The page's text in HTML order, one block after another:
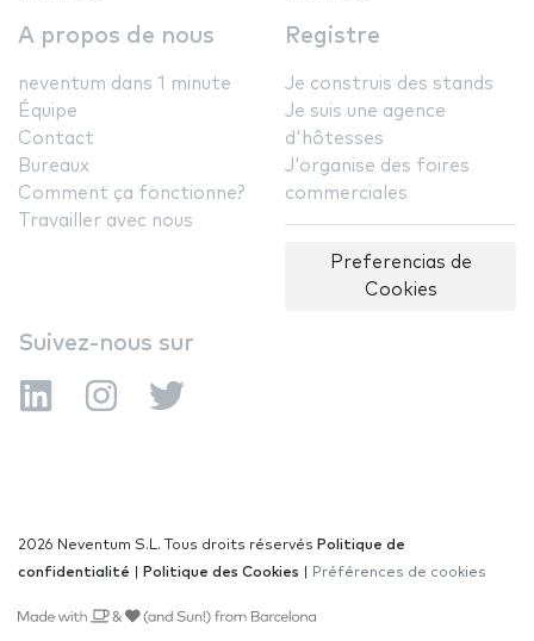
A propos de nous
neventum dans 1 minute
Équipe
Contact
Bureaux
Comment ça fonctionne?
Travailler avec nous
Registre
Je construis des stands
Je suis une agence
d'hôtesses
J'organise des foires
commerciales
Preferencias de
Cookies
Suivez-nous sur
2026 Neventum S.L. Tous droits réservés Politique de
confidentialité
Politique des Cookies Préférences de cookies